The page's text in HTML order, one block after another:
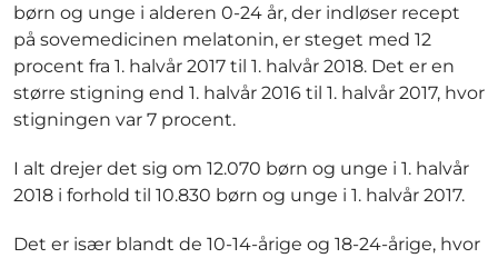
børn og unge i alderen 0-24 år, der indløser recept
på sovemedicinen melatonin, er steget med 12
procent fra 1. halvår 2017 til 1. halvår 2018. Det er en
større stigning end 1. halvår 2016 til 1. halvår 2017, hvor
stigningen var 7 procent.
I alt drejer det sig om 12.070 børn og unge i 1. halvår
2018 i forhold til 10.830 børn og unge i 1. halvår 2017.
Det er især blandt de 10-14-årige og 18-24-årige, hvor